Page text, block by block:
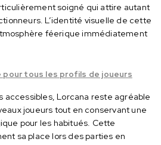
soigné qui attire autant
L’identité visuelle de cette
féerique immédiatement
pour tous les profils de joueurs
accessibles, Lorcana reste agréable
joueurs tout en conservant une
pour les habitués. Cette
sa place lors des parties en